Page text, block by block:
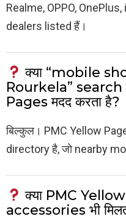
Realme, OPPO,
dealers listed हैं।
क्या “mobile
Rourkela” search
Pages मदद करता है?
बिल्कुल। PMC Yellow
directory है, जो nearby
क्या PMC
accessories भी